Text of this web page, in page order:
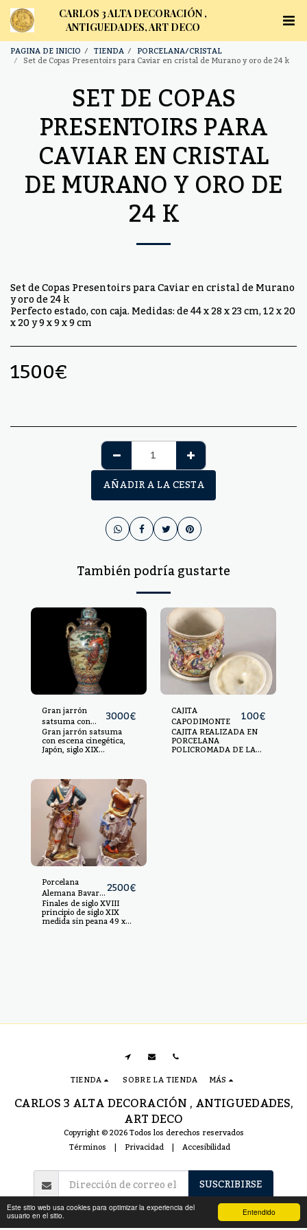
Entendido
Este sitio web usa cookies para optimizar la experiencia del
usuario en el sitio.
CARLOS 3 ALTA DECORACIÓN ,
ANTIGUEDADES, ART DECO
PAGINA DE INICIO TIENDA PORCELANA/CRISTAL
Set de Copas Presentoirs para Caviar en cristal de Murano y oro de 24 k
SET DE COPAS
PRESENTOIRS PARA
CAVIAR EN CRISTAL
DE MURANO Y ORO DE
24 K
Set de Copas Presentoirs para Caviar en cristal de Murano
y oro de 24 k
Perfecto estado, con caja. Medidas: de 44 x 28 x 23 cm, 12 x 20
x 20 y 9 x 9 x 9 cm
1500€
AÑADIR A LA CESTA
También podría gustarte
Gran jarrón
satsuma con
escena
cinegética, Japón,
siglo XIX
3000€
Gran jarrón satsuma
con escena cinegética,
Japón, siglo XIX
Porcelana esmaltada.
cm
CAJITA
CAPODIMONTE 100€
CAJITA REALIZADA EN
PORCELANA
POLICROMADA DE LA
Porcelana
Alemana Bavaria
personajes
2500€
Finales de siglo XVIII
principio de siglo XIX
medida sin peana 49 x
20 con peana 62 x 28
CARLOS 3 ALTA DECORACIÓN , ANTIGUEDADES,
ART DECO
Copyright © 2026 Todos los derechos reservados
Términos | Privacidad| Accesibilidad
TIENDA SOBRE LA TIENDA MÁS
SUSCRIBIRSE